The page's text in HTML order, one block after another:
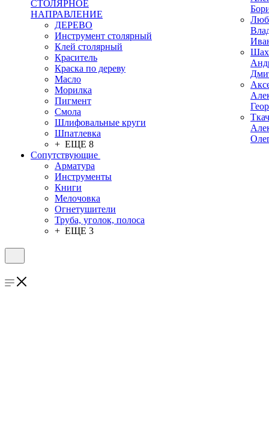
СТОЛЯРНОЕ
НАПРАВЛЕНИЕ
ДЕРЕВО
Инструмент столярный
Клей столярный
Краситель
Краска по дереву
Масло
Морилка
Пигмент
Смола
Шлифовальные круги
Шпатлевка
+ ЕЩЕ 8
Сопутствующие
Арматура
Инструменты
Книги
Мелочовка
Огнетушители
Труба, уголок, полоса
+ ЕЩЕ 3